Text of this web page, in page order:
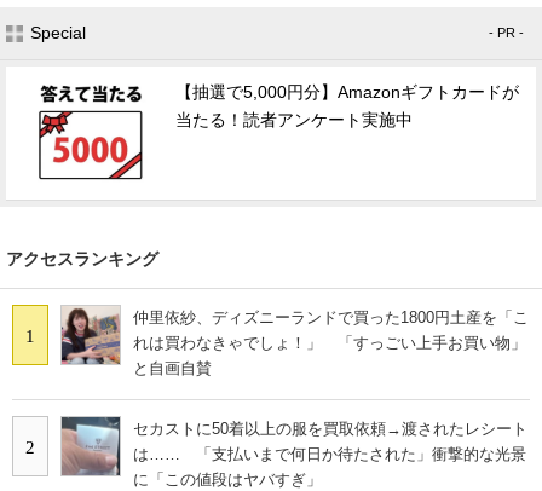
Special - PR -
【抽選で5,000円分】Amazonギフトカードが
当たる！読者アンケート実施中
アクセスランキング
1
仲里依紗、ディズニーランドで買った1800円土産を「こ
れは買わなきゃでしょ！」 「すっごい上手お買い物」
と自画自賛
2
セカストに50着以上の服を買取依頼→渡されたレシート
は…… 「支払いまで何日か待たされた」衝撃的な光景
に「この値段はヤバすぎ」